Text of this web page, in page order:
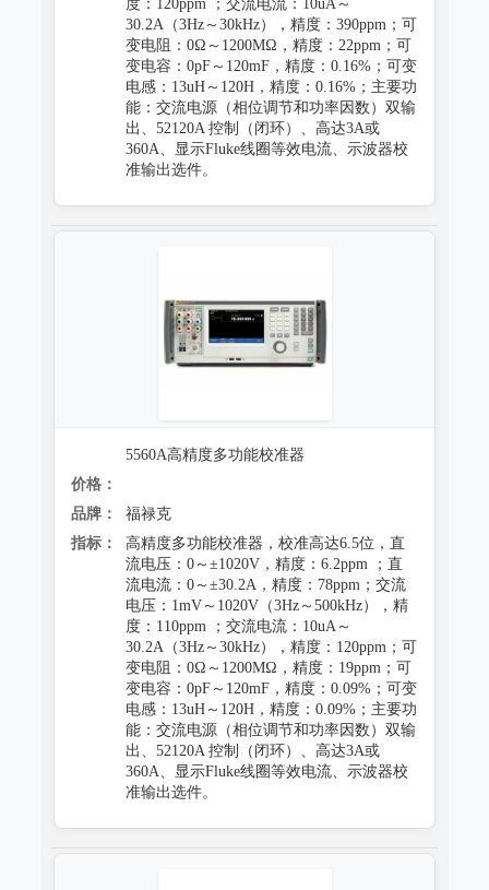
度：120ppm ；交流电流：10uA～
30.2A（3Hz～30kHz），精度：390ppm；可
变电阻：0Ω～1200MΩ，精度：22ppm；可
变电容：0pF～120mF，精度：0.16%；可变
电感：13uH～120H，精度：0.16%；主要功
能：交流电源（相位调节和功率因数）双输
出、52120A 控制（闭环）、高达3A或
360A、显示Fluke线圈等效电流、示波器校
准输出选件。
5560A高精度多功能校准器
价格：
品牌：
福禄克
指标：
高精度多功能校准器，校准高达6.5位，直
流电压：0～±1020V，精度：6.2ppm ；直
流电流：0～±30.2A，精度：78ppm；交流
电压：1mV～1020V（3Hz～500kHz），精
度：110ppm ；交流电流：10uA～
30.2A（3Hz～30kHz），精度：120ppm；可
变电阻：0Ω～1200MΩ，精度：19ppm；可
变电容：0pF～120mF，精度：0.09%；可变
电感：13uH～120H，精度：0.09%；主要功
能：交流电源（相位调节和功率因数）双输
出、52120A 控制（闭环）、高达3A或
360A、显示Fluke线圈等效电流、示波器校
准输出选件。